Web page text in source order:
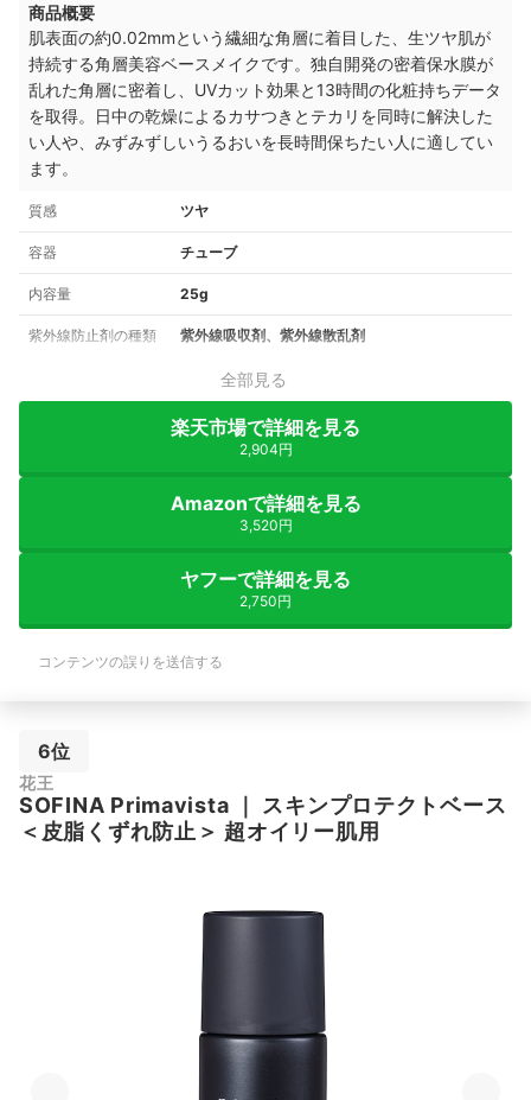
商品概要
肌表面の約0.02mmという繊細な角層に着目した、生ツヤ肌が
持続する角層美容ベースメイクです。独自開発の密着保水膜が
乱れた角層に密着し、UVカット効果と13時間の化粧持ちデータ
を取得。日中の乾燥によるカサつきとテカリを同時に解決した
い人や、みずみずしいうるおいを長時間保ちたい人に適してい
ます。
質感 ツヤ
容器 チューブ
内容量 25g
紫外線防止剤の種類 紫外線吸収剤、紫外線散乱剤
全部見る
楽天市場で詳細を見る
2,904円
Amazonで詳細を見る
3,520円
ヤフーで詳細を見る
2,750円
コンテンツの誤りを送信する
6位
花王
SOFINA Primavista
スキンプロテクトベース
＜皮脂くずれ防止＞ 超オイリー肌用